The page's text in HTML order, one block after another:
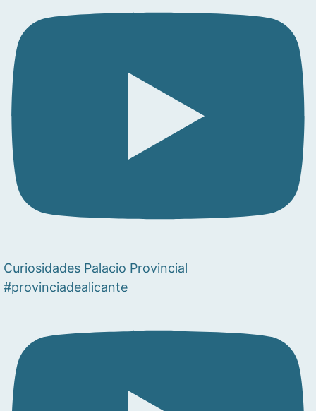
Curiosidades Palacio Provincial
#provinciadealicante